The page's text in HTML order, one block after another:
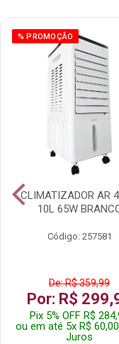
% PROMOÇÃO
CLIMATIZADOR AR
10L 65W
Código: 257581
De: R$ 359,99
Por: R$
Pix 5% OFF R$
ou em até 5x R$
Juros